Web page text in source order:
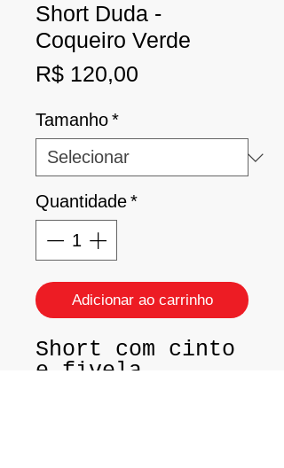
Short Duda -
Coqueiro Verde
R$ 120,00
Tamanho*
Quantidade*
Adicionar ao carrinho
Short com cinto
e fivela